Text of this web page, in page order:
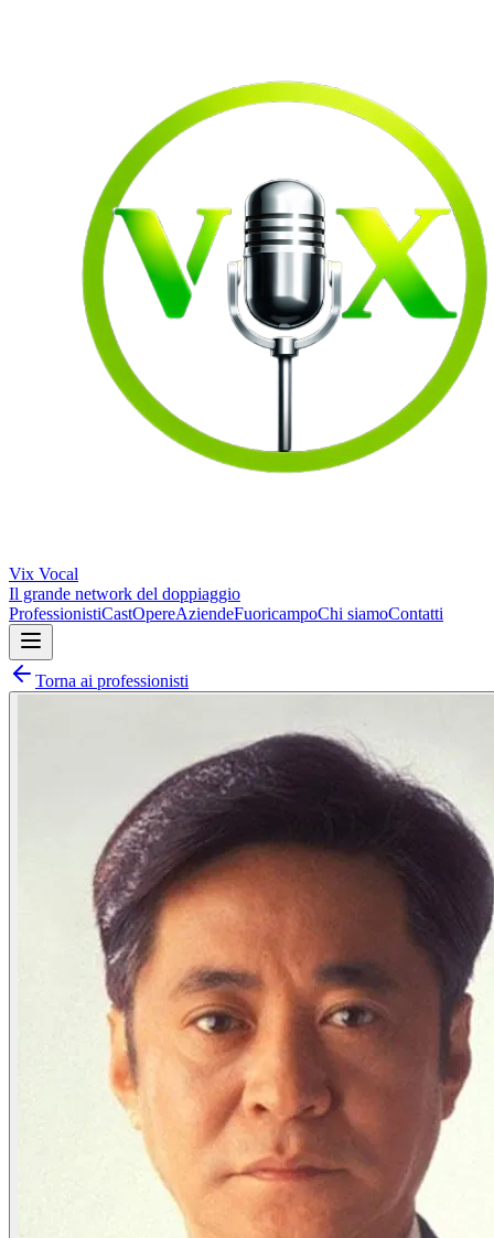
Vix Vocal
Il grande network del doppiaggio
ProfessionistiCastOpereAziendeFuoricampoChi siamoContatti
Torna ai professionisti